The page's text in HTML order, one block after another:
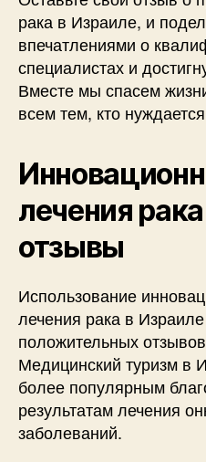
рака в Израиле, и
впечатлениями о
специалистах и
Вместе мы спасем
всем тем, кто
лечения
отзывы
Использование
лечения рака в
положительных
Медицинский туризм в
более популярным
результатам лечения
заболеваний.